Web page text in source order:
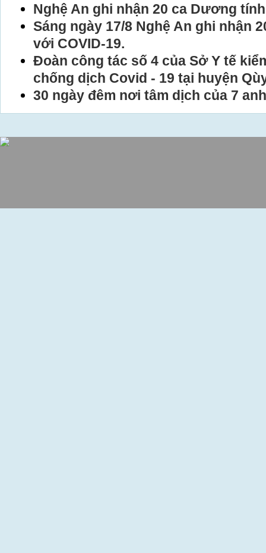
Nghệ An ghi nhận 20 ca Dương
Sáng ngày 17/8 Nghệ An ghi nhận
với COVID-19.
Đoàn công tác số 4 của Sở Y tế
chống dịch Covid - 19 tại huyện
30 ngày đêm nơi tâm dịch của 7